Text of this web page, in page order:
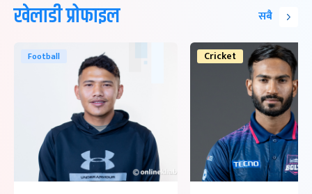
खेलाडी प्रोफाइल सबै
Football Cricket